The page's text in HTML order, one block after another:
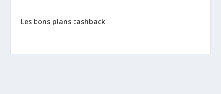
Les bons plans cashback